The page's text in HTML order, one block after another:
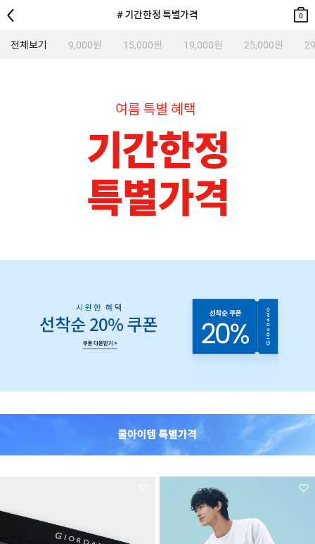
장바
구니
0
# 기간한정 특별가격
장바
구니
0
전체보기 9,000원 15,000원 19,000원 25,000원